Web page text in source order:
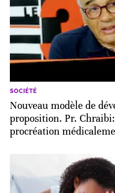
SOCIÉTÉ
Nouveau modèle de
proposition. Pr.
procréation